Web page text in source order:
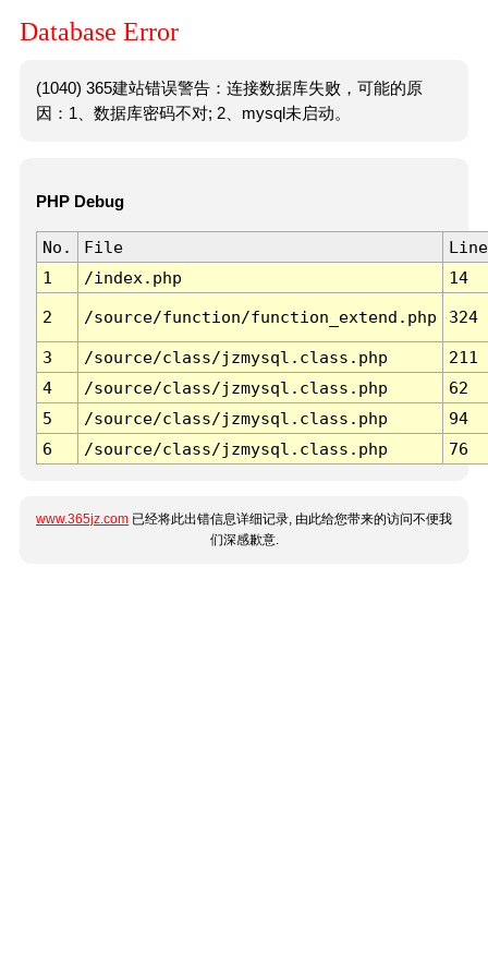
Database Error
(1040) 365建站错误警告：连接数据库失败，可能的原
因：1、数据库密码不对; 2、mysql未启动。
PHP Debug
No. File
Line
1
/index.php 14
2 /source/function/function_extend.php 324
3 /source/class/jzmysql.class.php
211
4
/source/class/jzmysql.class.php
62
5
/source/class/jzmysql.class.php
94
6
/source/class/jzmysql.class.php 76
www.365jz.com 已经将此出错信息详细记录, 由此给您带来的访问不便我
们深感歉意.